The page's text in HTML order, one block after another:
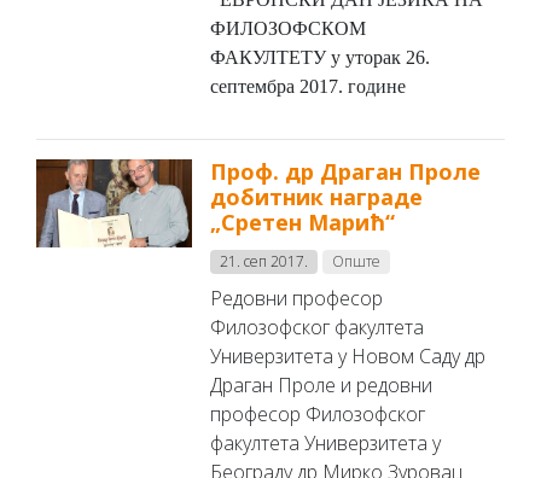
ФИЛОЗОФСКОМ
ФАКУЛТЕТУ у уторак 26.
септембра 2017. године
Проф. др Драган Проле
добитник награде
„Сретен Марић“
21. сеп 2017. Опште
Редовни професор
Филозофског факултета
Универзитета у Новом Саду др
Драган Проле и редовни
професор Филозофског
факултета Универзитета у
Београду др Мирко Зуровац